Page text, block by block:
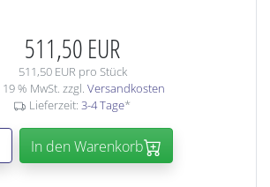
511,50 EUR
511,50 EUR pro Stück
% MwSt. zzgl. Versandkosten
Lieferzeit: 3-4 Tage*
In den Warenkorb